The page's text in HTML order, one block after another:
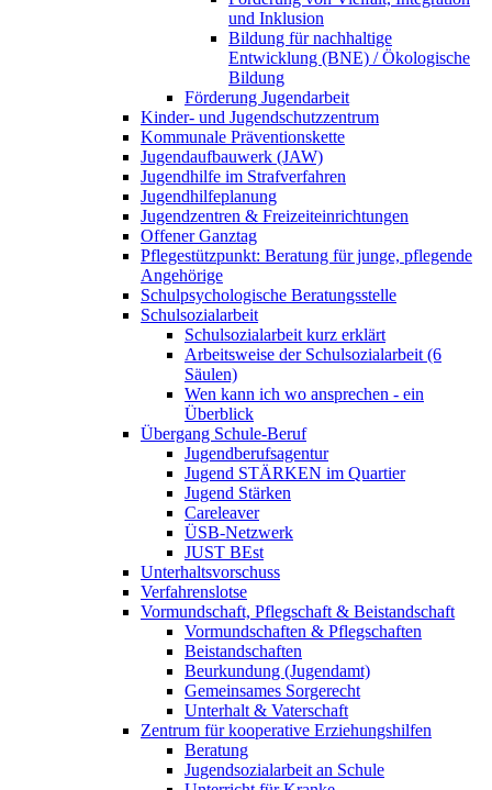
und Inklusion
Bildung für nachhaltige
Entwicklung (BNE) / Ökologische
Bildung
Förderung Jugendarbeit
Kinder- und Jugendschutzzentrum
Kommunale Präventionskette
Jugendaufbauwerk (JAW)
Jugendhilfe im Strafverfahren
Jugendhilfeplanung
Jugendzentren & Freizeiteinrichtungen
Offener Ganztag
Pflegestützpunkt: Beratung für junge, pflegende
Angehörige
Schulpsychologische Beratungsstelle
Schulsozialarbeit
Schulsozialarbeit kurz erklärt
Arbeitsweise der Schulsozialarbeit (6
Säulen)
Wen kann ich wo ansprechen - ein
Überblick
Übergang Schule-Beruf
Jugendberufsagentur
Jugend STÄRKEN im Quartier
Jugend Stärken
Careleaver
ÜSB-Netzwerk
JUST BEst
Unterhaltsvorschuss
Verfahrenslotse
Vormundschaft, Pflegschaft & Beistandschaft
Vormundschaften & Pflegschaften
Beistandschaften
Beurkundung (Jugendamt)
Gemeinsames Sorgerecht
Unterhalt & Vaterschaft
Zentrum für kooperative Erziehungshilfen
Beratung
Jugendsozialarbeit an Schule